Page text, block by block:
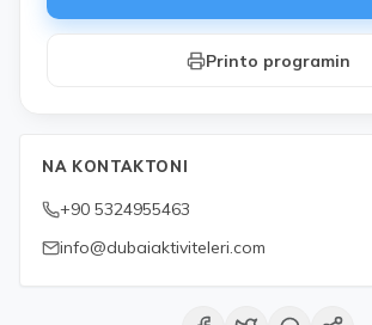
Printo programin
NA KONTAKTONI
+90 5324955463
info@dubaiaktiviteleri.com